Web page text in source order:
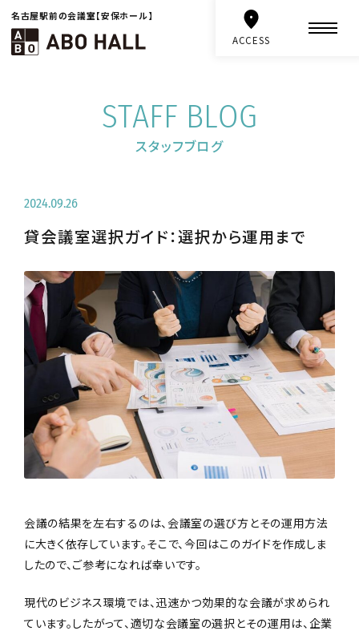
名古屋駅前の会議室【安保ホール】
ACCESS
スタッフブログ
STAFF BLOG
貸会議室選択ガイド：選択から運用まで
2024.09.26
会議の結果を左右するのは、会議室の選び方とその運用方法
に大きく依存しています。そこで、今回はこのガイドを作成しま
したので、ご参考になれば幸いです。
現代のビジネス環境では、迅速かつ効果的な会議が求められ
ています。したがって、適切な会議室の選択とその運用は、企業